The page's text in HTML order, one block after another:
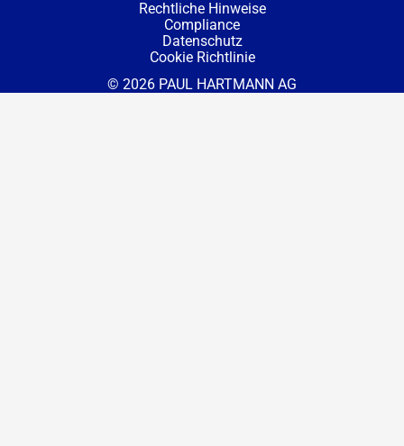
Rechtliche Hinweise
Compliance
Datenschutz
Cookie Richtlinie
© 2026 PAUL HARTMANN AG